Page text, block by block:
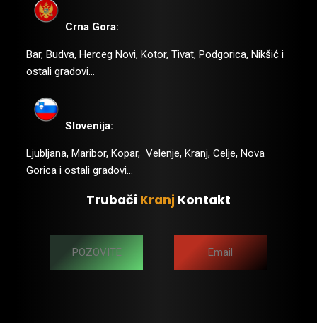
Crna Gora:
Bar, Budva, Herceg Novi, Kotor, Tivat, Podgorica, Nikšić i
ostali gradovi…
Slovenija:
Ljubljana, Maribor, Kopar, Velenje, Kranj, Celje, Nova
Gorica i ostali gradovi…
Trubači Kranj Kontakt
POZOVITE Email